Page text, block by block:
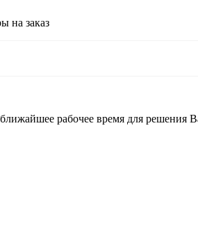
на заказ
рабочее время для решения